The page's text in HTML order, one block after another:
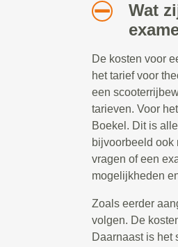
Wat
De kosten voor
het tarief voor
een
tarieven. Voor
Boekel. Dit is
bijvoorbeeld ook
vragen of een
mogelijkheden
Zoals eerder
volgen. De
Daarnaast is het